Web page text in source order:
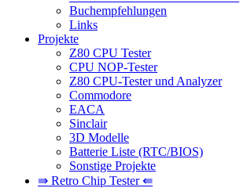
Buchempfehlungen
Links
Projekte
Z80 CPU Tester
CPU NOP-Tester
Z80 CPU-Tester und Analyzer
Commodore
EACA
Sinclair
3D Modelle
Batterie Liste (RTC/BIOS)
Sonstige Projekte
⇛ Retro Chip Tester ⇚